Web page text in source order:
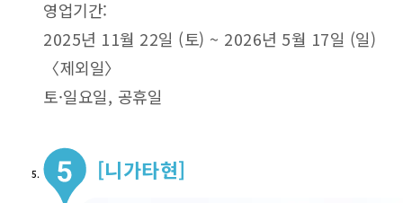
영업기간:
2025년 11월 22일 (토) ~ 2026년 5월 17일 (일)
〈제외일〉
토·일요일, 공휴일
[니가타현]